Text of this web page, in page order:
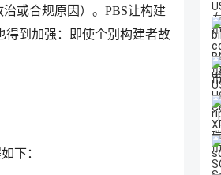
或合规原因）。PBS让构建
得到加强：即使个别构建者故
下：